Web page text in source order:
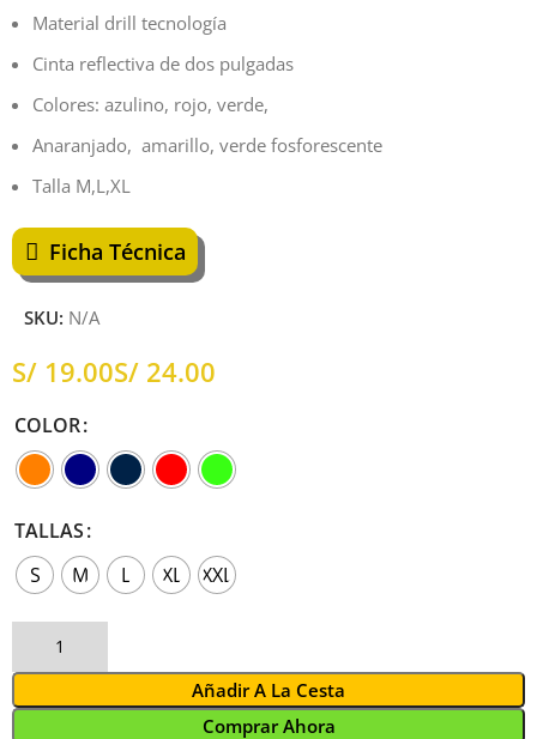
Material drill tecnología
Cinta reflectiva de dos pulgadas
Colores: azulino, rojo, verde,
Anaranjado, amarillo, verde fosforescente
Talla M,L,XL
Ficha Técnica
SKU: N/A
S/ S/
COLOR
TALLAS
S
M L XL XXL
Añadir A La Cesta
Comprar Ahora